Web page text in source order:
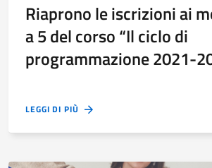
Riaprono le iscrizioni ai
a 5 del corso “Il ciclo di
programmazione 2021-
sviluppo e coesione”
LEGGI DI PIÙ